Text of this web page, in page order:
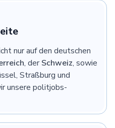
nur auf den deutschen
, derSchweiz, sowie
Straßburg und
unsere politjobs-